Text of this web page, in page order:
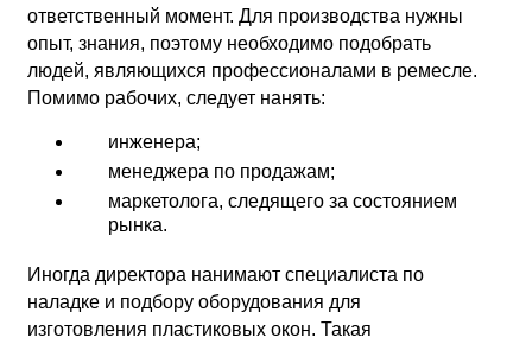
ответственный момент. Для производства нужны
опыт, знания, поэтому необходимо подобрать
людей, являющихся профессионалами в ремесле.
Помимо рабочих, следует нанять:
инженера;
менеджера по продажам;
маркетолога, следящего за состоянием
рынка.
Иногда директора нанимают специалиста по
наладке и подбору оборудования для
изготовления пластиковых окон. Такая